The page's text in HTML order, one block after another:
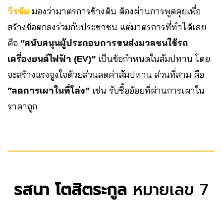
วีรชัย มองว่ามาตรการข้างต้น ต้องผ่านการพูดคุยเพื่อ
สร้างข้อตกลงร่วมกับประชาชน แต่มาตรการที่ทำได้เลย
คือ “สนับสนุนผู้ประกอบการขนส่งมวลชนใช้รถ
เครื่องยนต์ไฟฟ้า (EV)” เป็นข้อกำหนดในสัมปทาน โดย
จะสร้างแรงจูงใจด้วยส่วนลดค่าสัมปทาน ส่วนที่สาม คือ
“ลดการเผาในที่โล่ง” เช่น รับซื้ออ้อยที่ผ่านการเผาใน
ราคาถูก
รสนา โตสิตระกูล หมายเลข 7